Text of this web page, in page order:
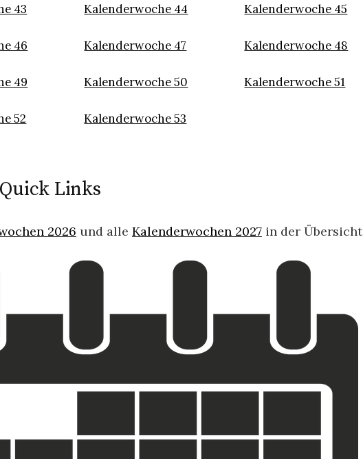
43 Kalenderwoche 44 Kalenderwoche 45
46 Kalenderwoche 47 Kalenderwoche 48
49 Kalenderwoche 50 Kalenderwoche 51
52 Kalenderwoche 53
Links
2026 und alle Kalenderwochen 2027 in der Übersicht